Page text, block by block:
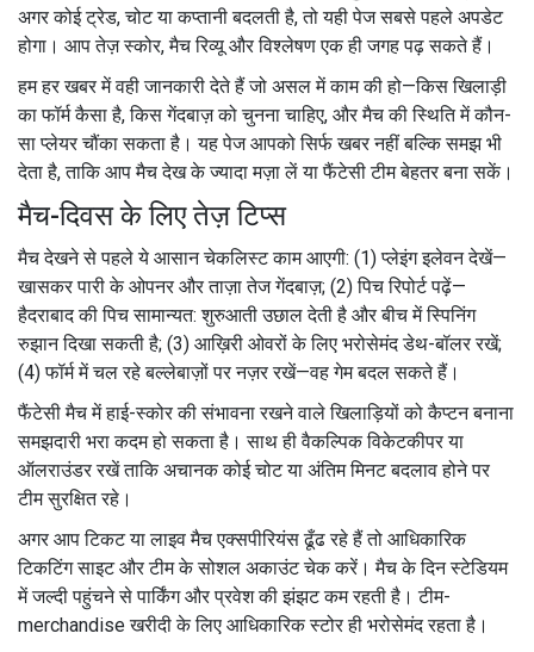
अगर कोई ट्रेड, चोट या कप्तानी बदलती है, तो यही पेज सबसे पहले अपडेट
होगा। आप तेज़ स्कोर, मैच रिव्यू और विश्लेषण एक ही जगह पढ़ सकते हैं।
हम हर खबर में वही जानकारी देते हैं जो असल में काम की हो—किस खिलाड़ी
का फॉर्म कैसा है, किस गेंदबाज़ को चुनना चाहिए, और मैच की स्थिति में कौन-
सा प्लेयर चौंका सकता है। यह पेज आपको सिर्फ खबर नहीं बल्कि समझ भी
देता है, ताकि आप मैच देख के ज्यादा मज़ा लें या फैंटेसी टीम बेहतर बना सकें।
मैच-दिवस के लिए तेज़ टिप्स
मैच देखने से पहले ये आसान चेकलिस्ट काम आएगी: (1) प्लेइंग इलेवन देखें—
खासकर पारी के ओपनर और ताज़ा तेज गेंदबाज़; (2) पिच रिपोर्ट पढ़ें—
हैदराबाद की पिच सामान्यत: शुरुआती उछाल देती है और बीच में स्पिनिंग
रुझान दिखा सकती है; (3) आख़िरी ओवरों के लिए भरोसेमंद डेथ-बॉलर रखें;
(4) फॉर्म में चल रहे बल्लेबाज़ों पर नज़र रखें—वह गेम बदल सकते हैं।
फैंटेसी मैच में हाई-स्कोर की संभावना रखने वाले खिलाड़ियों को कैप्टन बनाना
समझदारी भरा कदम हो सकता है। साथ ही वैकल्पिक विकेटकीपर या
ऑलराउंडर रखें ताकि अचानक कोई चोट या अंतिम मिनट बदलाव होने पर
टीम सुरक्षित रहे।
अगर आप टिकट या लाइव मैच एक्सपीरियंस ढूँढ रहे हैं तो आधिकारिक
टिकटिंग साइट और टीम के सोशल अकाउंट चेक करें। मैच के दिन स्टेडियम
में जल्दी पहुंचने से पार्किंग और प्रवेश की झंझट कम रहती है। टीम-
merchandise खरीदी के लिए आधिकारिक स्टोर ही भरोसेमंद रहता है।